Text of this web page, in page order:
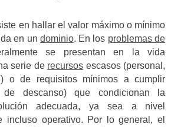
en hallar el valor máximo o mínimo
en un dominio. En los problemas de
se presentan en la vida
serie de recursos escasos (personal,
o de requisitos mínimos a cumplir
de descanso) que condicionan la
adecuada, ya sea a nivel
incluso operativo. Por lo general, el